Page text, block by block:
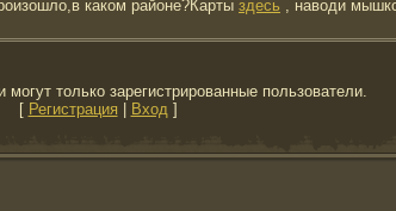
каком районе?Карты здесь , наводи
только зарегистрированные пользователи.
[ Регистрация Вход]